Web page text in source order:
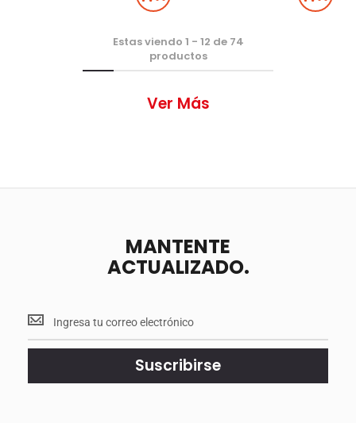
Estas viendo 1 - 12 de 74
productos
Ver Más
MANTENTE
ACTUALIZADO.
Mantente
<br>
actualizado.
Suscribirse